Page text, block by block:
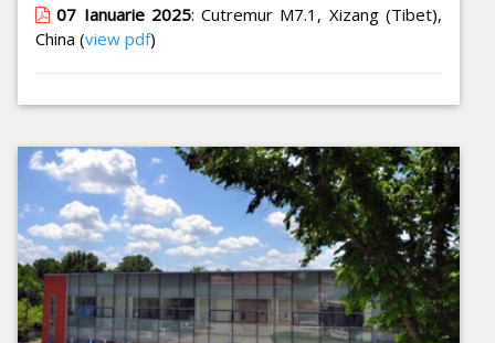
07 Ianuarie 2025: Cutremur M7.1, Xizang (Tibet),
China (view pdf)